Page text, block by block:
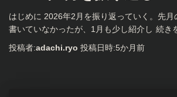
はじめに 2026年2月を振り返っていく。先月
書いていなかったが、1月も少し紹介し 続き
投稿者:adachi.ryo 投稿日時:5か月前